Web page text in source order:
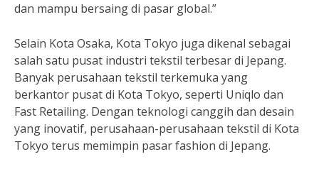
dan mampu bersaing di pasar global.”
Selain Kota Osaka, Kota Tokyo juga dikenal sebagai
salah satu pusat industri tekstil terbesar di Jepang.
Banyak perusahaan tekstil terkemuka yang
berkantor pusat di Kota Tokyo, seperti Uniqlo dan
Fast Retailing. Dengan teknologi canggih dan desain
yang inovatif, perusahaan-perusahaan tekstil di Kota
Tokyo terus memimpin pasar fashion di Jepang.